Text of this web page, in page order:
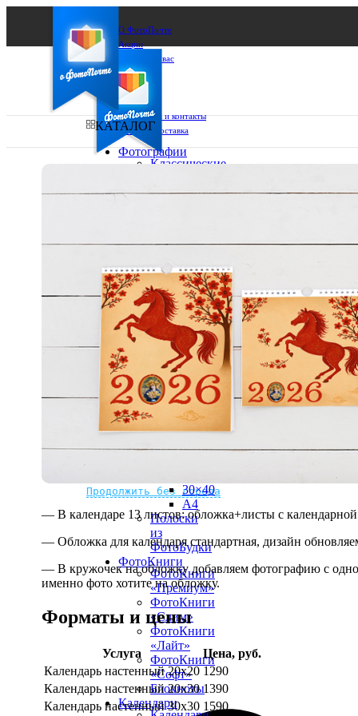
О ФотоПочте
Акции
Сделаем за вас
Бизнесу
FAQ
Франшиза
Поддержка и контакты
Оплата и доставка
Продолжить без города
КАТАЛОГ
Фотографии
Классические
10х10
15х20
20х30
30х30
30х40
А4
Фото
рамке
10х10
10×15
13×18
15×15
15×20
20×20
30×40
A4
Полоски
из
ФотоБудки
ФотоКниги
ФотоКниги
«Премиум»
ФотоКниги
«Слим»
ФотоКниги
«Лайт»
ФотоКниги
«Софт»
Блокноты
Календари
— В календаре 13 листов: обложка+листы с календарной
— Обложка для календаря стандартная, дизайн
— В кружочек на обложку добавляем фотографию с
именно фото хотите на обложку.
Форматы и цены
Услуга
Цена, руб.
Календарь настенный 20х20 1290
Календарь настенный 20х30 1390
Календарь настенный 30х30 1590